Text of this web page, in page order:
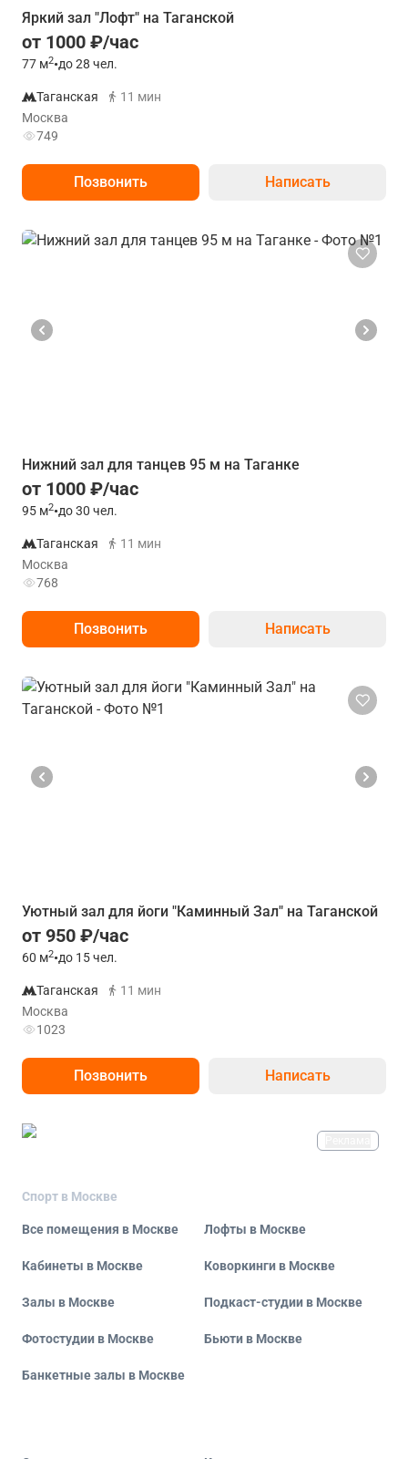
Яркий зал "Лофт" на Таганской
от 1000 ₽/час
77 м2•до 28 чел.
Таганская
11 мин
Москва
749
Позвонить Написать
Нижний зал для танцев 95 м на Таганке
от 1000 ₽/час
95 м2•до 30 чел.
Таганская
11 мин
Москва
768
Позвонить Написать
Уютный зал для йоги "Каминный Зал" на Таганской
от 950 ₽/час
60 м2•до 15 чел.
Таганская
11 мин
Москва
1023
Позвонить Написать
Спорт в Москве
Все помещения в Москве Лофты в Москве
Кабинеты в Москве Коворкинги в Москве
Залы в Москве Подкаст-студии в Москве
Фотостудии в Москве Бьюти в Москве
Банкетные залы в Москве